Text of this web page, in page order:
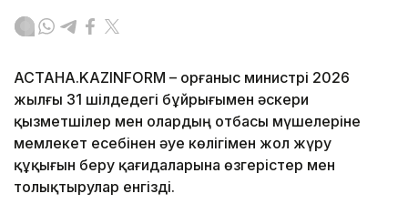
АСТАНА.KAZINFORM – Қорғаныс министрі 2026
жылғы 31 шілдедегі бұйрығымен әскери
қызметшілер мен олардың отбасы мүшелеріне
мемлекет есебінен әуе көлігімен жол жүру
құқығын беру қағидаларына өзгерістер мен
толықтырулар енгізді.